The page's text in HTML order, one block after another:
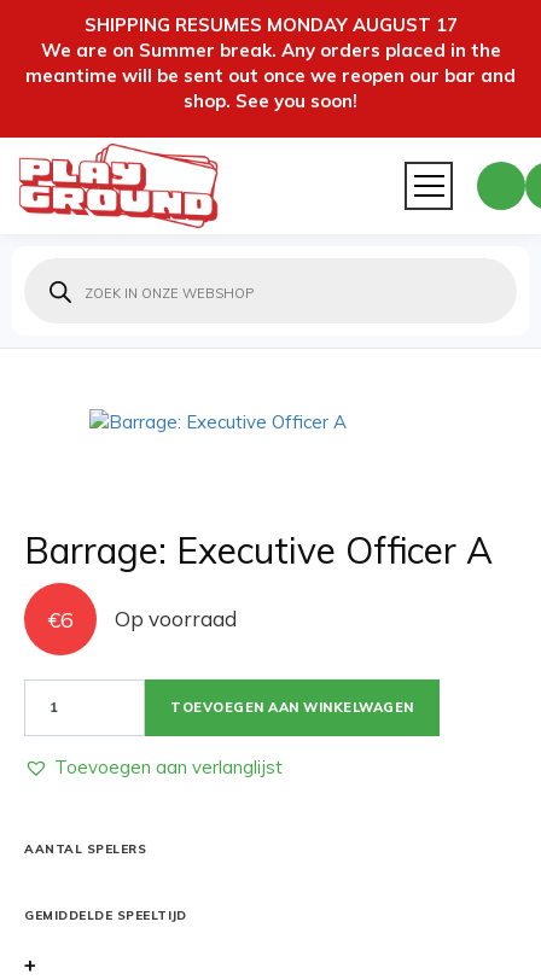
SHIPPING RESUMES MONDAY AUGUST 17
We are on Summer break. Any orders placed in the
meantime will be sent out once we reopen our bar and
shop. See you soon!
zoeken
Barrage: Executive Officer A
€6 Op voorraad
Executive
Officer
A
TOEVOEGEN AAN WINKELWAGEN
Toevoegen aan verlanglijst
AANTAL SPELERS
GEMIDDELDE SPEELTIJD
+